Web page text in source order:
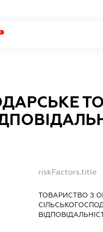
riskFactors.title
ТОВАРИСТВО З